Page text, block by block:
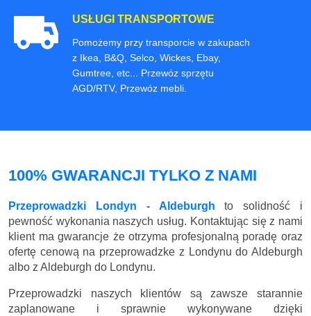
USŁUGI TRANSPORTOWE
Pomożemy przy transporcie w zakupach
z Ikea, B&Q, Selco, Wickes, Ebay,
Gumtree, etc... Przewóz sprzętu
AGD/RTV, Przewóz mebli.
100% GWARANCJI TYLKO Z NAMI
Przeprowadzki Londyn - Aldeburgh to solidność i
pewność wykonania naszych usług. Kontaktując się z nami
klient ma gwarancje że otrzyma profesjonalną poradę oraz
ofertę cenową na przeprowadzke z Londynu do Aldeburgh
albo z Aldeburgh do Londynu.
Przeprowadzki naszych klientów są zawsze starannie
zaplanowane i sprawnie wykonywane dzięki